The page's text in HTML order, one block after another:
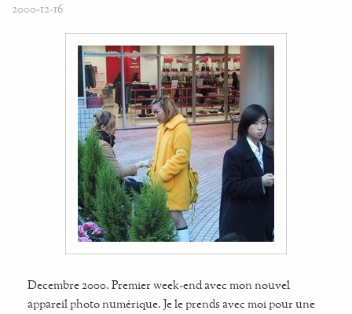
2000-12-16
Decembre 2000. Premier week-end avec mon nouvel
appareil photo numérique. Je le prends avec moi pour une